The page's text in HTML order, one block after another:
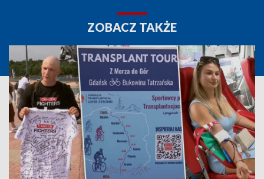
ZOBACZ TAKŻE